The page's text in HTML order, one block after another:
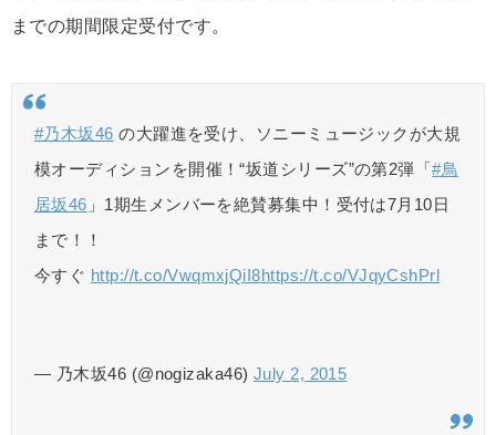
までの期間限定受付です。
#乃木坂46 の大躍進を受け、ソニーミュージックが大規
模オーディションを開催！“坂道シリーズ”の第2弾「#鳥
居坂46 」1期生メンバーを絶賛募集中！受付は7月10日
まで！！
今すぐ http://t.co/VwqmxjQiI8https://t.co/VJqyCshPrl
— 乃木坂46 (@nogizaka46) July 2, 2015